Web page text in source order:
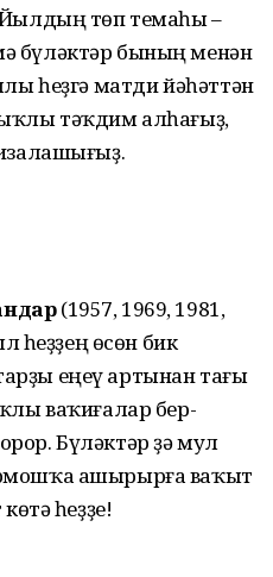
төп темаһы –
бүләктәр бының менән
һеҙгә матди йәһәттән
тәҡдим алһағыҙ,
(1957, 1969, 1981,
һеҙҙең өсөн бик
еңеү артынан тағы
ваҡиғалар бер-
Бүләктәр ҙә мул
ашырырға ваҡыт
һеҙҙе!